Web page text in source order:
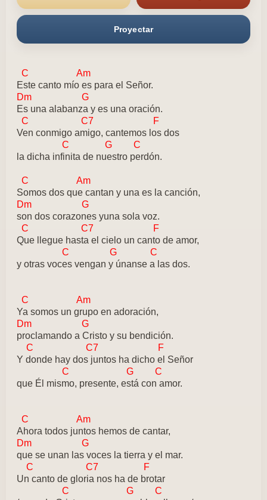
Proyectar
C Am
Este canto mío es para el Señor.
Dm G
Es una alabanza y es una oración.
C C7 F
Ven conmigo amigo, cantemos los dos
C G C
la dicha infinita de nuestro perdón.
C Am
Somos dos que cantan y una es la canción,
Dm G
son dos corazones yuna sola voz.
C C7 F
Que llegue hasta el cielo un canto de amor,
C G C
y otras voces vengan y únanse a las dos.
C Am
Ya somos un grupo en adoración,
Dm G
proclamando a Cristo y su bendición.
C C7 F
Y donde hay dos juntos ha dicho el Señor
C G C
que Él mismo, presente, está con amor.
C Am
Ahora todos juntos hemos de cantar,
Dm G
que se unan las voces la tierra y el mar.
C C7 F
Un canto de gloria nos ha de brotar
C G C